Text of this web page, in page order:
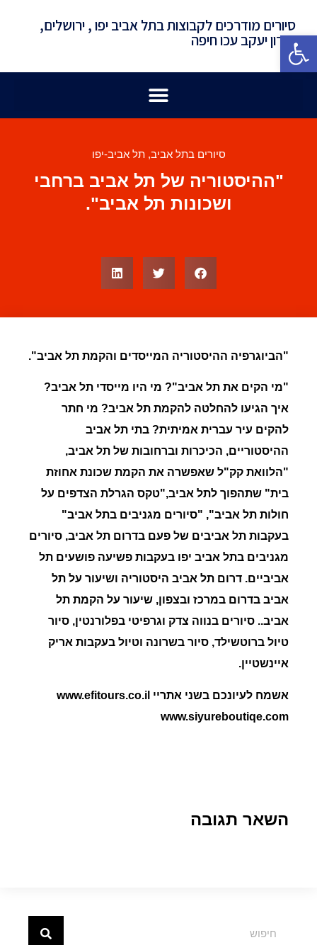
פתח סרגל נגישות
סיורים מודרכים לקבוצות בתל אביב יפו , ירושלים,
זכרון יעקב עכו חיפה
סיורים בתל אביב,תל אביב-יפו
"ההיסטוריה של תל אביב ברחבי
ושכונות תל אביב".
"הביוגרפיה ההיסטוריה המייסדים והקמת תל אביב".
"מי הקים את תל אביב"? מי היו מייסדי תל אביב?
איך הגיעו להחלטה להקמת תל אביב? מי חתר
להקים עיר עברית אמיתית? בתי תל אביב
ההיסטוריים, הכיכרות וברחובות של תל אביב,
"הלוואת קק"ל שאפשרה את הקמת שכונת אחוזת
בית" שתהפוך לתל אביב,"טקס הגרלת הצדפים על
חולות תל אביב", "סיורים מגניבים בתל אביב"
בעקבות תל אביבים של פעם בדרום תל אביב, סיורים
מגניבים בתל אביב יפו בעקבות פשיעה פושעים תל
אביביים. דרום תל אביב היסטוריה ושיעור על תל
אביב בדרום במרכז ובצפון, שיעור על הקמת תל
אביב.. סיורים בנווה צדק וגרפיטי בפלורנטין, סיור
טיול ברוטשילד, סיור בשרונה וטיול בעקבות אריק
איינשטיין.
אשמח לעיונכם בשני אתריי www.efitours.co.il
www.siyureboutiqe.com
השאר תגובה